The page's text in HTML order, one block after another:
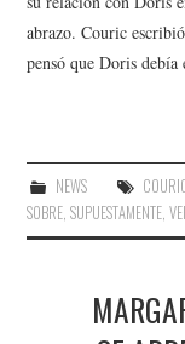
abrazo. Couric
pensó que Doris
NEWS
SOBRE,SUPUESTAMENTE,